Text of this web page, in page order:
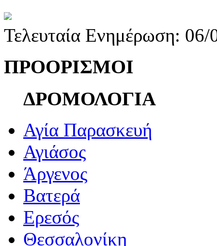
Τελευταία Ενημέρωση:
ΠΡΟΟΡΙΣΜΟΙ
ΔΡΟΜΟΛΟΓΙΑ
Αγία Παρασκευή
Αγιάσος
Άργενος
Βατερά
Ερεσός
Θεσσαλονίκη